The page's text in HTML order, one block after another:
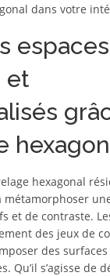
dans votre
espaces
et
hexagonal
métamorphoser
et de contraste.
des jeux de
des
Qu’il s’agisse de